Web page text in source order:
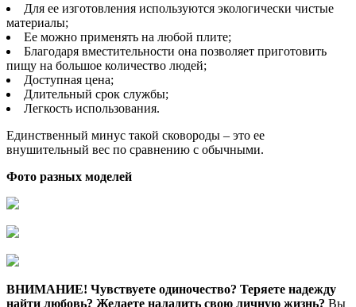
Для ее изготовления используются экологически чистые
материалы;
Ее можно применять на любой плите;
Благодаря вместительности она позволяет приготовить
пищу на большое количество людей;
Доступная цена;
Длительный срок службы;
Легкость использования.
Единственный минус такой сковороды – это ее
внушительный вес по сравнению с обычными.
Фото разных моделей
ВНИМАНИЕ! Чувствуете одиночество? Теряете надежду
найти любовь? Желаете наладить свою личную жизнь? Вы